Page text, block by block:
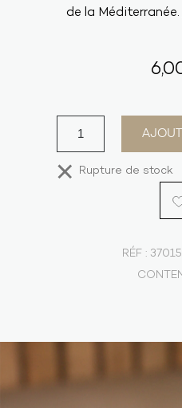
de la Méditerranée.
Rupture de stock
RÉF :